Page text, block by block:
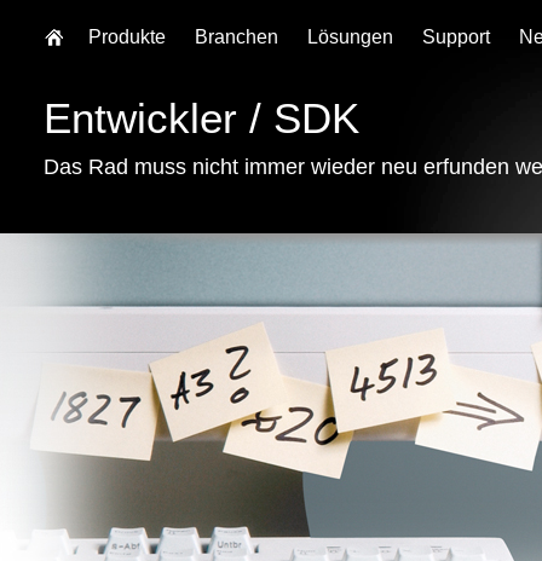
Entwickler / SDK
Das Rad muss nicht immer wieder neu erfunden
Produkte Branchen Lösungen Support